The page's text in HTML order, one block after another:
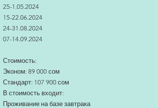
25-1.05.2024
15-22.06.2024
24-31.08.2024
07-14.09.2024
Стоимость:
Эконом: 89 000 сом
Стандарт: 107 900 сом
В стоимость входит:
Проживание на базе завтрака